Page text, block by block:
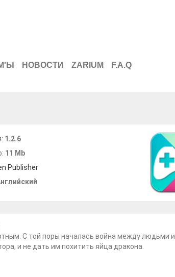
НОВОСТИ ZARIUM F.A.Q
1.2.6
11 Mb
Publisher
С той поры началась война между людьми и
и не дать им похитить яйца дракона.